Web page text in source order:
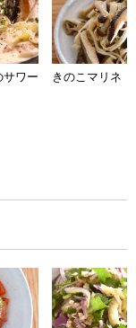
サワー
きのこマリネ